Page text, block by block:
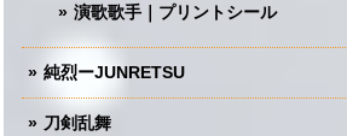
演歌歌手｜プリントシール
純烈ーJUNRETSU
刀剣乱舞